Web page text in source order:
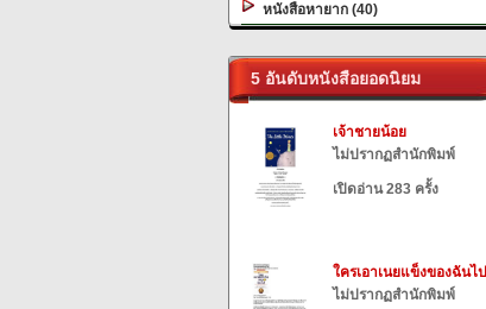
หนังสือหายาก (40)
5 อันดับหนังสือยอดนิยม
เจ้าชายน้อย
ไม่ปรากฏสำนักพิมพ์
เปิดอ่าน 283 ครั้ง
ใครเอาเนยแข็งของฉันไป
ไม่ปรากฏสำนักพิมพ์